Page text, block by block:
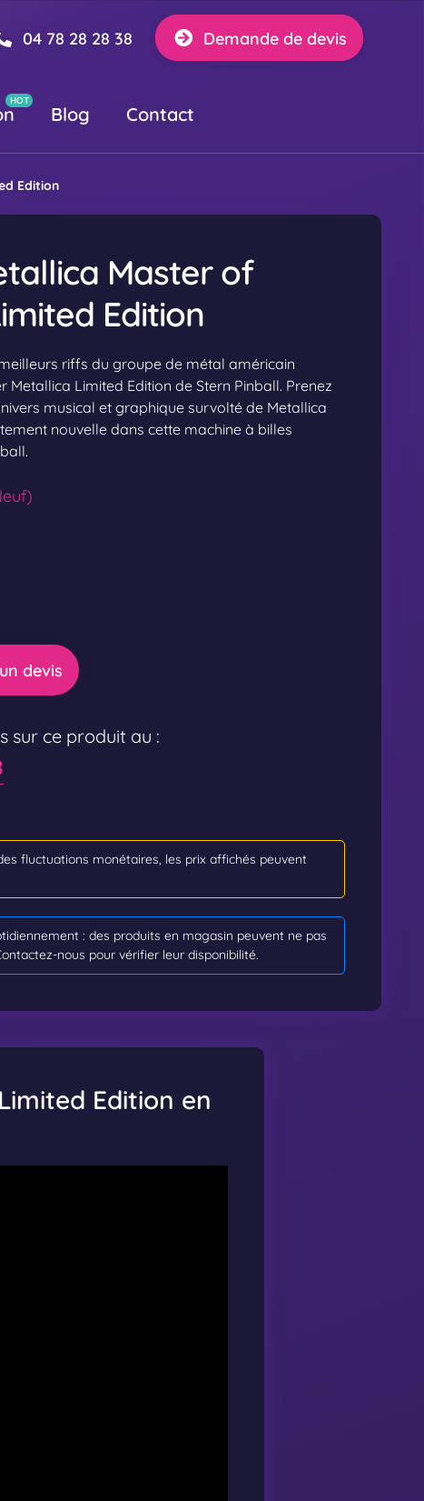
04 78 28 28 38 Demande de devis
Blog Contact
Edition
Master of
Edition
riffs du groupe de métal américain
Metallica Limited Edition de Stern Pinball. Prenez
musical et graphique survolté de Metallica
nouvelle dans cette machine à billes
devis
sur ce produit au :
fluctuations monétaires, les prix affichés peuvent
: des produits en magasin peuvent ne pas
nous pour vérifier leur disponibilité.
Edition en